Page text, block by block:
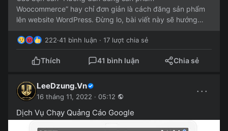
Woocommerce” hay chỉ đơn giản là cách đăng sản phẩm
lên website WordPress. Đừng lo, bài viết này sẽ hướng
222·41 bình luận · 17 lượt chia sẻ
Thích 41 bình luận Chia sẻ
LeeDzung.Vn
16 tháng 11, 2022 · 05:12 ···
Dịch Vụ Chạy Quảng Cáo Google